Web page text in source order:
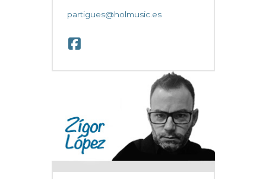
partigues@holmusic.es